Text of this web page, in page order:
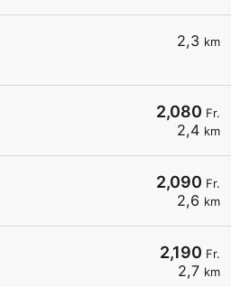
2,3 km
2,080 Fr.
2,4 km
2,090 Fr.
2,6 km
2,190 Fr.
2,7 km